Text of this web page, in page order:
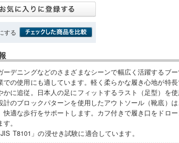
する
ーデニングなどのさまざまなシーンで幅広く活躍するブ
での使用にも適しています。軽く柔らかな履き心地が特
かに追従。日本人の足にフィットするラスト（足型）を
計のブロックパターンを使用したアウトソール（靴底）
快適な歩行をサポートします。カフ付きで履き口をドロ
。
T8101」の浸せき試験に適合しています。